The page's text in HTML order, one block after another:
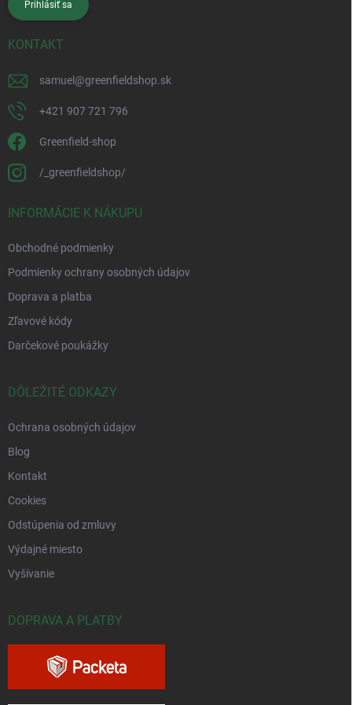
Prihlásiť sa
KONTAKT
samuel @greenfieldshop.sk
+421 907 721 796
Greenfield-shop
/_greenfieldshop/
INFORMÁCIE K NÁKUPU
Obchodné podmienky
Podmienky ochrany osobných údajov
Doprava a platba
Zľavové kódy
Darčekové poukážky
DÔLEŽITÉ ODKAZY
Ochrana osobných údajov
Blog
Kontakt
Cookies
Odstúpenia od zmluvy
Výdajné miesto
Vyšívanie
DOPRAVA A PLATBY